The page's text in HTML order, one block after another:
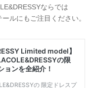
ならでは
ルにもご注目ください。